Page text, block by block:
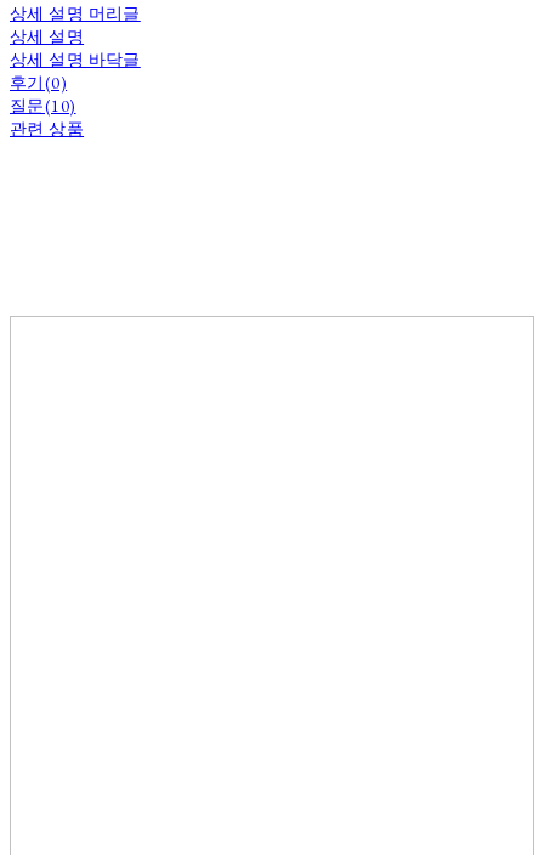
상세 설명 머리글
상세 설명
상세 설명 바닥글
후기(0)
질문(10)
관련 상품